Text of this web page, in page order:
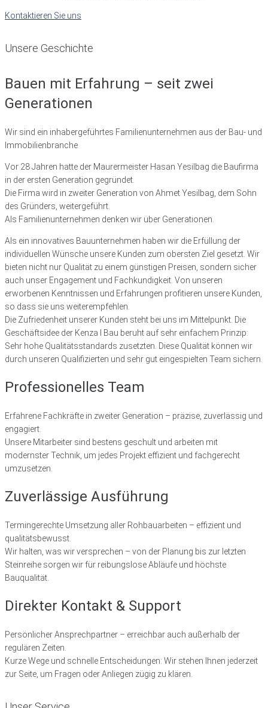
Kontaktieren Sie uns
Unsere Geschichte
Bauen mit Erfahrung – seit zwei
Generationen
Wir sind ein inhabergeführtes Familienunternehmen aus der Bau- und
Immobilienbranche
Vor 28 Jahren hatte der Maurermeister Hasan Yesilbag die Baufirma
in der ersten Generation gegründet.
Die Firma wird in zweiter Generation von Ahmet Yesilbag, dem Sohn
des Gründers, weitergeführt.
Als Familienunternehmen denken wir über Generationen.
Als ein innovatives Bauunternehmen haben wir die Erfüllung der
individuellen Wünsche unsere Kunden zum obersten Ziel gesetzt. Wir
bieten nicht nur Qualität zu einem günstigen Preisen, sondern sicher
auch unser Engagement und Fachkundigkeit. Von unseren
erworbenen Kenntnissen und Erfahrungen profitieren unsere Kunden,
so dass sie uns weiterempfehlen.
Die Zufriedenheit unserer Kunden steht bei uns im Mittelpunkt. Die
Geschäftsidee der Kenza I Bau beruht auf sehr einfachem Prinzip:
Sehr hohe Qualitätsstandards zusetzten. Diese Qualität können wir
durch unseren Qualifizierten und sehr gut eingespielten Team sichern.
Professionelles Team
Erfahrene Fachkräfte in zweiter Generation – präzise, zuverlässig und
engagiert.
Unsere Mitarbeiter sind bestens geschult und arbeiten mit
modernster Technik, um jedes Projekt effizient und fachgerecht
umzusetzen.
Zuverlässige Ausführung
Termingerechte Umsetzung aller Rohbauarbeiten – effizient und
qualitätsbewusst.
Wir halten, was wir versprechen – von der Planung bis zur letzten
Steinreihe sorgen wir für reibungslose Abläufe und höchste
Bauqualität.
Direkter Kontakt & Support
Persönlicher Ansprechpartner – erreichbar auch außerhalb der
regulären Zeiten.
Kurze Wege und schnelle Entscheidungen: Wir stehen Ihnen jederzeit
zur Seite, um Fragen oder Anliegen zügig zu klären.